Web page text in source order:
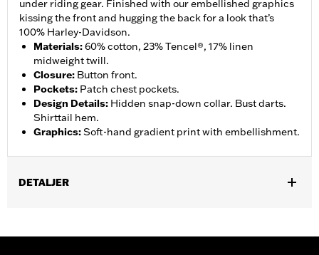
under riding gear. Finished with our embellished graphics
kissing the front and hugging the back for a look that’s
100% Harley-Davidson.
Materials:60% cotton, 23% Tencel®, 17% linen
midweight twill.
Closure: Button front.
Pockets: Patch chest pockets.
Design Details: Hidden snap-down collar. Bust darts.
Shirttail hem.
Graphics:Soft-hand gradient print with embellishment.
DETALJER
Functional Features:Button Front